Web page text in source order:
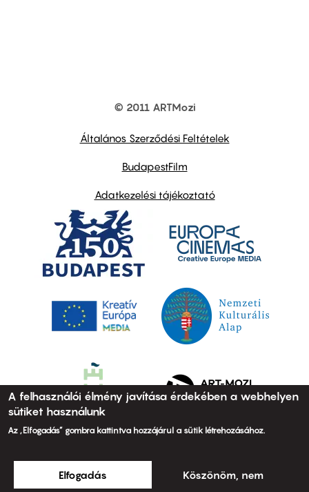
© 2011 ARTMozi
Általános Szerződési Feltételek
BudapestFilm
Adatkezelési tájékoztató
A felhasználói élmény javítása érdekében a webhelyen
sütiket használunk
Az „Elfogadás” gombra kattintva hozzájárul a sütik létrehozásához.
Elfogadás Köszönöm, nem